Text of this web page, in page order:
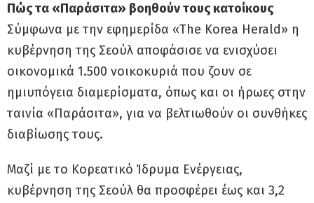
Πώς τα «Παράσιτα» βοηθούν τους κατοίκους
Σύμφωνα με την εφημερίδα «The Korea Herald» η
κυβέρνηση της Σεούλ αποφάσισε να ενισχύσει
οικονομικά 1.500 νοικοκυριά που ζουν σε
ημιυπόγεια διαμερίσματα, όπως και οι ήρωες στην
ταινία «Παράσιτα», για να βελτιωθούν οι συνθήκες
διαβίωσης τους.
Μαζί με το Κορεατικό Ίδρυμα Ενέργειας,
κυβέρνηση της Σεούλ θα προσφέρει έως και 3,2